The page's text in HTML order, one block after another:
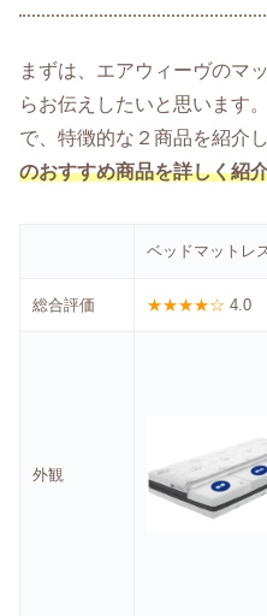
まずは、エアウィーヴのマ
らお伝えしたいと思います
で、特徴的な２商品を紹介し
のおすすめ商品を詳しく紹
ベッドマットレ
総合評価 ★★★★☆4.0
外観